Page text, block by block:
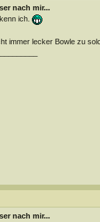
nach mir...
ich.
immer lecker Bowle zu
nach mir...